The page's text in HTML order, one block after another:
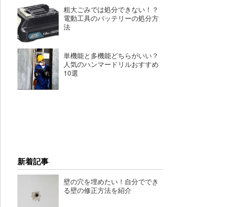
粗大ごみでは処分できない！？
電動工具のバッテリーの処分方
法
単機能と多機能どちらがいい？
人気のハンマードリルおすすめ
10選
新着記事
壁の穴を埋めたい！自分ででき
る壁の修正方法を紹介